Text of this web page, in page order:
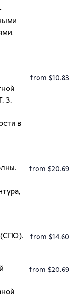
3.
в
from $10.83
from $20.69
(СПО).
from $14.60
from $20.69